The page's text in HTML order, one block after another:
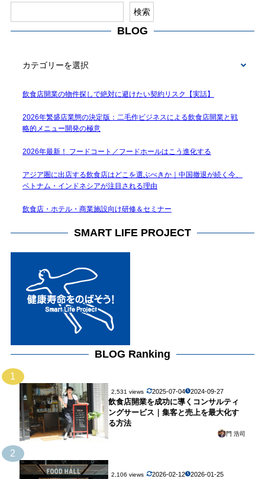
検索
BLOG
BLOG
飲食店開業の物件探しで絶対に避けたい契約リスク【実話】
2026年繁盛店業態の決定版：二毛作ビジネスによる飲食店開業と戦
略的メニュー開発の極意
2026年最新！ フードコート／フードホールはこう進化する
アジア圏に出店する飲食店はどこを選ぶべきか｜中国撤退が続く今、
ベトナム・インドネシアが注目される理由
飲食店・ホテル・商業施設向け研修＆セミナー
SMART LIFE PROJECT
BLOG Ranking
1
2,531 views 2025-07-04 2024-09-27
飲食店開業を成功に導くコンサルティ
ングサービス｜集客と売上を最大化す
る方法
門 浩司
2
2,106 views 2026-02-12 2026-01-25